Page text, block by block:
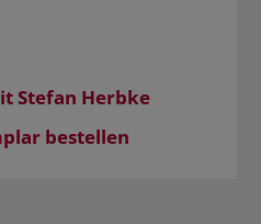
Stefan Herbke
bestellen